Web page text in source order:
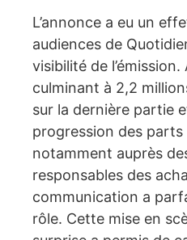
L’annonce a eu un
audiences de
visibilité de
culminant à 2,2
sur la dernière partie
progression des parts
notamment auprès
responsables des
communication a
rôle. Cette mise en